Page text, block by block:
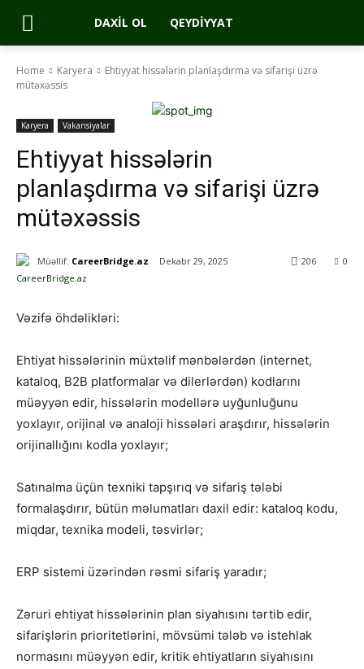
DAXIL OL QEYDIYYAT
Home Karyera
Ehtiyyat hissələrin planlaşdırma və sifarişi üzrə
mütəxəssis
Karyera Vakansiyalar
Ehtiyyat hissələrin
planlaşdırma və sifarişi üzrə
mütəxəssis
Müəllif: CareerBridge.az Dekabr 29, 2025 0
206
Vəzifə öhdəlikləri:
Ehtiyat hissələrinin müxtəlif mənbələrdən (internet,
kataloq, B2B platformalar və dilerlərdən) kodlarını
müəyyən edir, hissələrin modellərə uyğunluğunu
yoxlayır, orijinal və analoji hissələri araşdırır, hissələrin
orijinallığını kodla yoxlayır;
Satınalma üçün texniki tapşırıq və sifariş tələbi
formalaşdırır, bütün məlumatları daxil edir: kataloq kodu,
miqdar, texnika modeli, təsvirlər;
ERP sistemi üzərindən rəsmi sifariş yaradır;
Zəruri ehtiyat hissələrinin plan siyahısını tərtib edir,
sifarişlərin prioritetlərini, mövsümi tələb və istehlak
normasını müəyyən edir, kritik ehtiyatların siyahısını